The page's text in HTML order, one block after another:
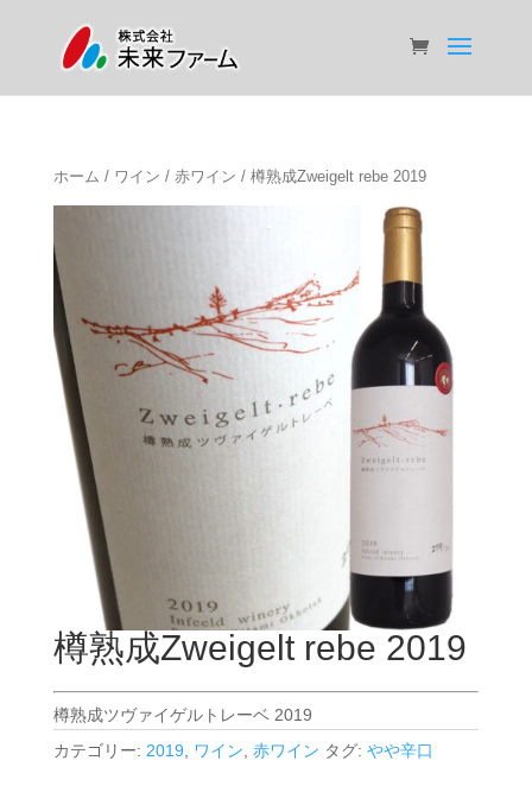
ホーム / ワイン / 赤ワイン / 樽熟成Zweigelt rebe 2019
樽熟成Zweigelt rebe 2019
樽熟成ツヴァイゲルトレーベ 2019
カテゴリー: 2019, ワイン, 赤ワイン タグ: やや辛口